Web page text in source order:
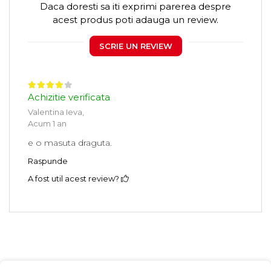
Daca doresti sa iti exprimi parerea despre
acest produs poti adauga un review.
SCRIE UN REVIEW
Achizitie verificata
Valentina Ieva,
Acum 1 an
e o masuta draguta.
Raspunde
A fost util acest review?